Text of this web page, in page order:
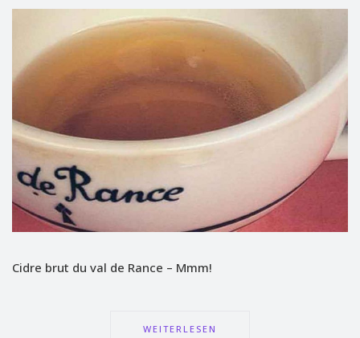
Cidre brut du val de Rance – Mmm!
WEITERLESEN